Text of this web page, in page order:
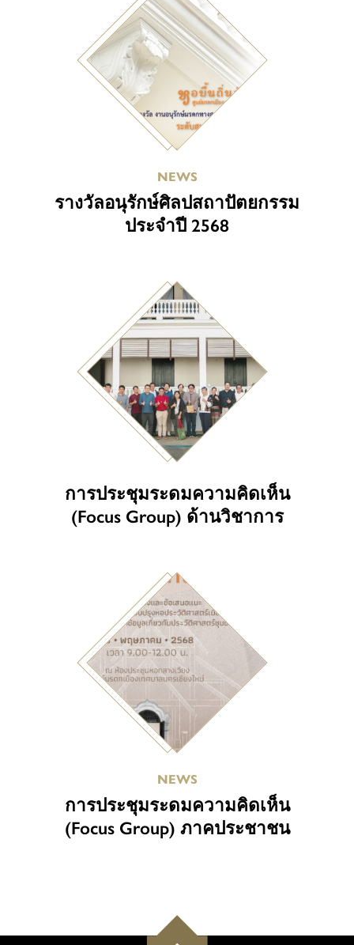
NEWS
รางวัลอนุรักษ์ศิลปสถาปัตยกรรม
ประจำปี 2568
การประชุมระดมความคิดเห็น
(Focus Group) ด้านวิชาการ
NEWS
การประชุมระดมความคิดเห็น
(Focus Group) ภาคประชาชน